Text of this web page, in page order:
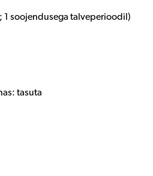
1 soojendusega talveperioodil)
tasuta